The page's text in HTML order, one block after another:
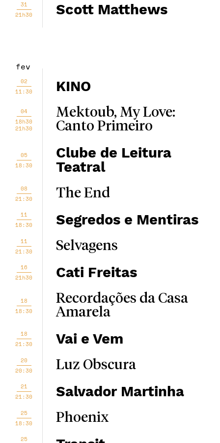
31
21h30
Scott Matthews
fev
02
11:30
KINO
04
18h30
21h30
Mektoub, My Love:
Canto Primeiro
05
18:30
Clube de Leitura
Teatral
08
21:30
The End
11
18:30
Segredos e Mentiras
11
21:30
Selvagens
16
21h30
Cati Freitas
18
18:30
Recordações da Casa
Amarela
18
21:30
Vai e Vem
20
20:30
Luz Obscura
21
21:30
Salvador Martinha
25
18:30
Phoenix
25